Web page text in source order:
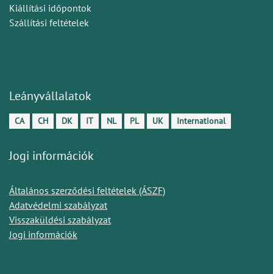
Kiállítási időpontok
Szállítási feltételek
Leányvállalatok
CA CH DK IT NL PL UK International
Jogi információk
Általános szerződési feltételek (ÁSZF)
Adatvédelmi szabályzat
Visszaküldési szabályzat
Jogi információk